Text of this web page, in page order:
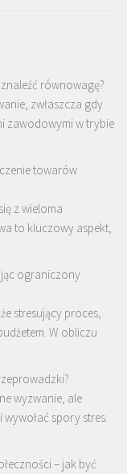
równowagę?
zwłaszcza gdy
zawodowymi w trybie
towarów
z wieloma
to kluczowy aspekt,
ograniczony
stresujący proces,
W obliczu
wyzwanie, ale
spory stres.
– jak być